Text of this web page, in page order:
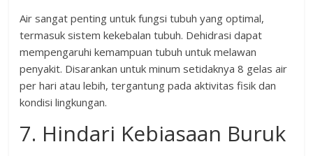
Air sangat penting untuk fungsi tubuh yang optimal,
termasuk sistem kekebalan tubuh. Dehidrasi dapat
mempengaruhi kemampuan tubuh untuk melawan
penyakit. Disarankan untuk minum setidaknya 8 gelas air
per hari atau lebih, tergantung pada aktivitas fisik dan
kondisi lingkungan.
7. Hindari Kebiasaan Buruk